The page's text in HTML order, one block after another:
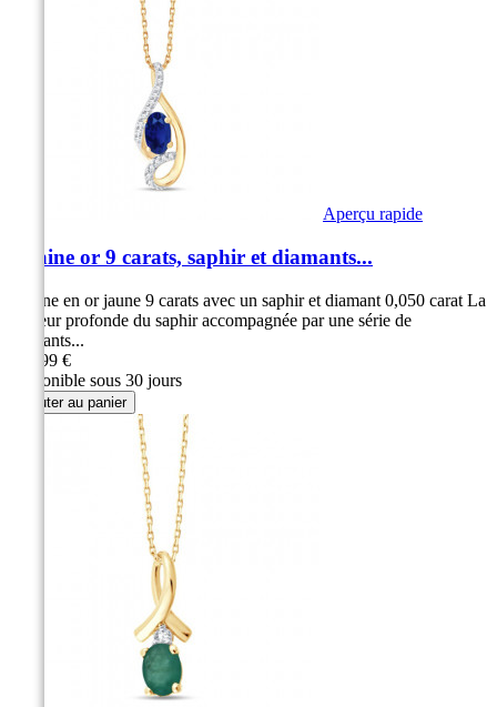
Aperçu rapide
Chaine or 9 carats, saphir et diamants...
Chaine en or jaune 9 carats avec un saphir et diamant 0,050 carat La
couleur profonde du saphir accompagnée par une série de
diamants...
369,99 €
Disponible sous 30 jours
Ajouter au panier